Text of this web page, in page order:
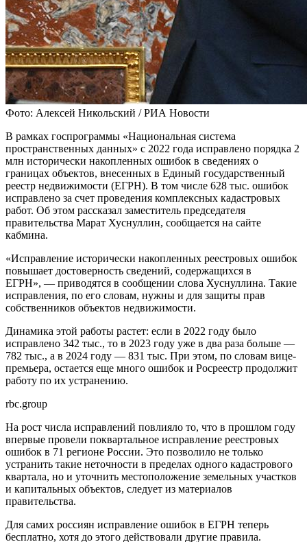
Фото: Алексей Никольский / РИА Новости
В рамках госпрограммы «Национальная система
пространственных данных» с 2022 года исправлено порядка 2
млн исторически накопленных ошибок в сведениях о
границах объектов, внесенных в Единый государственный
реестр недвижимости (ЕГРН). В том числе 628 тыс. ошибок
исправлено за счет проведения комплексных кадастровых
работ. Об этом рассказал заместитель председателя
правительства Марат Хуснуллин, сообщается на сайте
кабмина.
«Исправление исторически накопленных реестровых ошибок
повышает достоверность сведений, содержащихся в
ЕГРН», — приводятся в сообщении слова Хуснуллина. Такие
исправления, по его словам, нужны и для защиты прав
собственников объектов недвижимости.
Динамика этой работы растет: если в 2022 году было
исправлено 342 тыс., то в 2023 году уже в два раза больше —
782 тыс., а в 2024 году — 831 тыс. При этом, по словам вице-
премьера, остается еще много ошибок и Росреестр продолжит
работу по их устранению.
rbc.group
На рост числа исправлений повлияло то, что в прошлом году
впервые провели поквартальное исправление реестровых
ошибок в 71 регионе России. Это позволило не только
устранить такие неточности в пределах одного кадастрового
квартала, но и уточнить местоположение земельных участков
и капитальных объектов, следует из материалов
правительства.
Для самих россиян исправление ошибок в ЕГРН теперь
бесплатно, хотя до этого действовали другие правила.